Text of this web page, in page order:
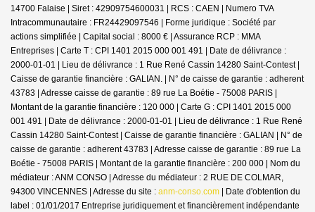
14700 Falaise | Siret : 42909754600031 | RCS : CAEN | Numero TVA
Intracommunautaire : FR24429097546 | Forme juridique : Société par
actions simplifiée | Capital social : 8000 € | Assurance RCP : MMA
Entreprises | Carte T : CPI 1401 2015 000 001 491 | Date de délivrance :
2000-01-01 | Lieu de délivrance : 1 Rue René Cassin 14280 Saint-Contest |
Caisse de garantie financière : GALIAN. | N° de caisse de garantie : adherent
43783 | Adresse caisse de garantie : 89 rue La Boétie - 75008 PARIS |
Montant de la garantie financière : 120 000 | Carte G : CPI 1401 2015 000
001 491 | Date de délivrance : 2000-01-01 | Lieu de délivrance : 1 Rue René
Cassin 14280 Saint-Contest | Caisse de garantie financière : GALIAN | N° de
caisse de garantie : adherent 43783 | Adresse caisse de garantie : 89 rue La
Boétie - 75008 PARIS | Montant de la garantie financière : 200 000 | Nom du
médiateur : ANM CONSO | Adresse du médiateur : 2 RUE DE COLMAR,
94300 VINCENNES | Adresse du site : anm-conso.com | Date d'obtention du
label : 01/01/2017 Entreprise juridiquement et financièrement indépendante